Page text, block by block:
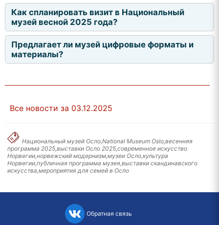
Как спланировать визит в Национальный
музей весной 2025 года?
Предлагает ли музей цифровые форматы и
материалы?
Все новости за 03.12.2025
Национальный музей Осло,National Museum Oslo,весенняя
программа 2025,выставки Осло 2025,современное искусство
Норвегии,норвежский модернизм,музеи Осло,культура
Норвегии,публичная программа музея,выставки скандинавского
искусства,мероприятия для семей в Осло
Обратная связь